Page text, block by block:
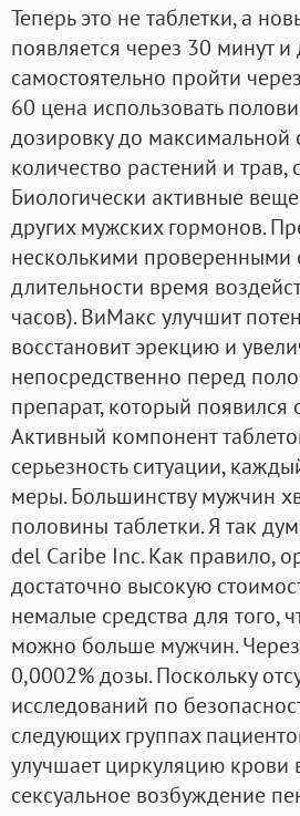
Теперь это не таблетки, а
появляется через 30 минут
самостоятельно пройти
60 цена использовать
дозировку до максимальной
количество растений и
Биологически активные
других мужских гормонов.
несколькими проверенными
длительности время
часов). ВиМакс улучшит
восстановит эрекцию и
непосредственно перед
препарат, который появился
Активный компонент
серьезность ситуации,
меры. Большинству мужчин
половины таблетки. Я так
del Caribe Inc. Как правило,
достаточно высокую
немалые средства для того,
можно больше мужчин.
0,0002% дозы. Поскольку
исследований по
следующих группах
улучшает циркуляцию крови
сексуальное возбуждение